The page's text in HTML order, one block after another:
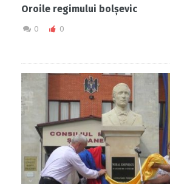
Oroile regimului bolșevic
0 0